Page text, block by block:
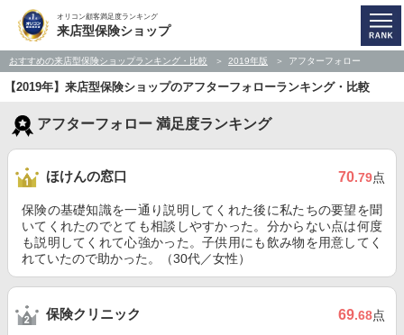
オリコン顧客満足度ランキング
来店型保険ショップ
おすすめの来店型保険ショップランキング・比較 2019年版 アフターフォロー
【2019年】来店型保険ショップのアフターフォローランキング・比較
アフターフォロー 満足度ランキング
ほけんの窓口 70.79点
保険の基礎知識を一通り説明してくれた後に私たちの要望を聞
いてくれたのでとても相談しやすかった。分からない点は何度
も説明してくれて心強かった。子供用にも飲み物を用意してく
れていたので助かった。（30代／女性）
保険クリニック 69.68点